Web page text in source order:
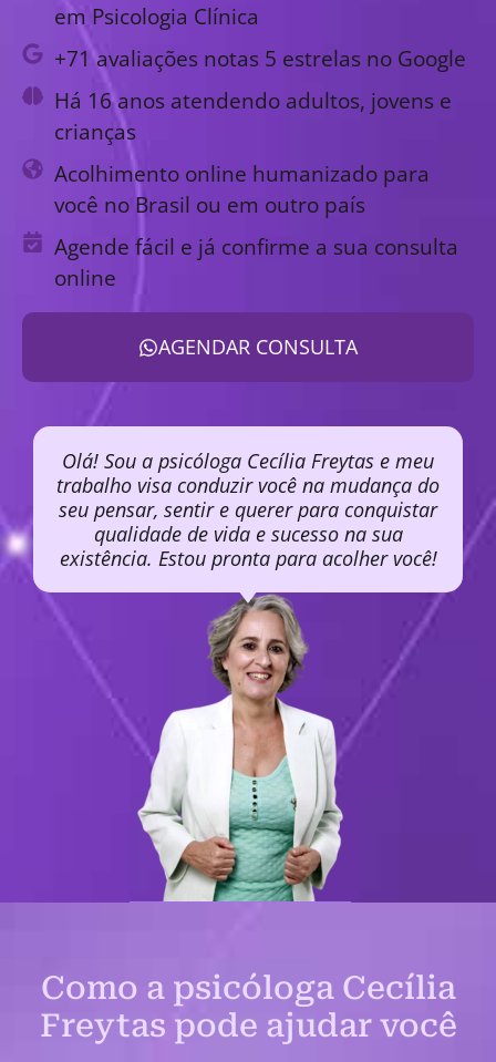
em Psicologia Clínica
+71 avaliações notas 5 estrelas no Google
Há 16 anos atendendo adultos, jovens e
crianças
Acolhimento online humanizado para
você no Brasil ou em outro país
Agende fácil e já confirme a sua consulta
online
AGENDAR CONSULTA
Olá! Sou a psicóloga Cecília Freytas e meu
trabalho visa conduzir você na mudança do
seu pensar, sentir e querer para conquistar
qualidade de vida e sucesso na sua
existência. Estou pronta para acolher você!
Como a psicóloga Cecília
Freytas pode ajudar você